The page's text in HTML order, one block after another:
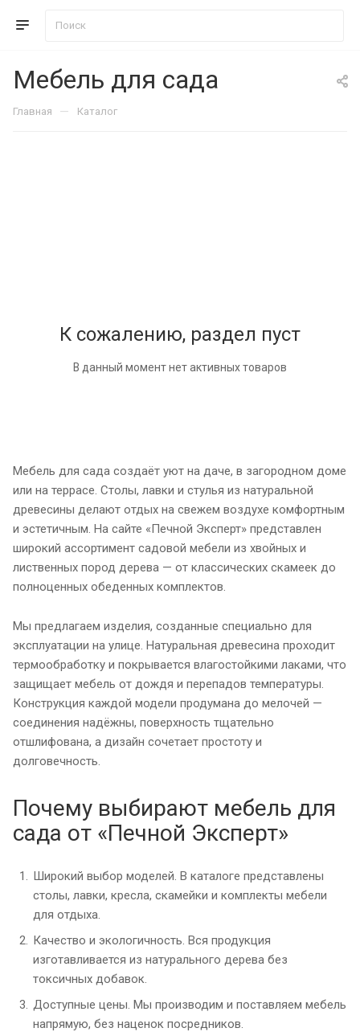
Мебель для сада
Главная — Каталог
К сожалению, раздел пуст
В данный момент нет активных товаров
Мебель для сада создаёт уют на даче, в загородном доме
или на террасе. Столы, лавки и стулья из натуральной
древесины делают отдых на свежем воздухе комфортным
и эстетичным. На сайте «Печной Эксперт» представлен
широкий ассортимент садовой мебели из хвойных и
лиственных пород дерева — от классических скамеек до
полноценных обеденных комплектов.
Мы предлагаем изделия, созданные специально для
эксплуатации на улице. Натуральная древесина проходит
термообработку и покрывается влагостойкими лаками, что
защищает мебель от дождя и перепадов температуры.
Конструкция каждой модели продумана до мелочей —
соединения надёжны, поверхность тщательно
отшлифована, а дизайн сочетает простоту и
долговечность.
Почему выбирают мебель для
сада от «Печной Эксперт»
Широкий выбор моделей. В каталоге представлены
столы, лавки, кресла, скамейки и комплекты мебели
для отдыха.
Качество и экологичность. Вся продукция
изготавливается из натурального дерева без
токсичных добавок.
Доступные цены. Мы производим и поставляем мебель
напрямую, без наценок посредников.